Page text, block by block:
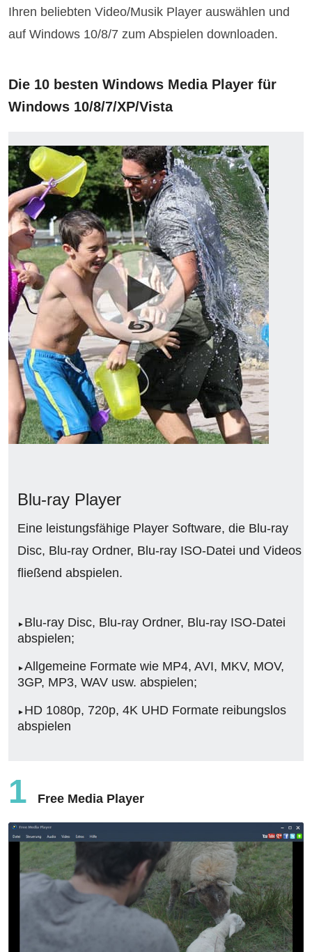
Ihren beliebten Video/Musik Player auswählen und
auf Windows 10/8/7 zum Abspielen downloaden.
Die 10 besten Windows Media Player für
Windows 10/8/7/XP/Vista
Blu-ray Player
Eine leistungsfähige Player Software, die Blu-ray
Disc, Blu-ray Ordner, Blu-ray ISO-Datei und Videos
fließend abspielen.
Blu-ray Disc, Blu-ray Ordner, Blu-ray ISO-Datei
abspielen;
Allgemeine Formate wie MP4, AVI, MKV, MOV,
3GP, MP3, WAV usw. abspielen;
HD 1080p, 720p, 4K UHD Formate reibungslos
abspielen
1 Free Media Player